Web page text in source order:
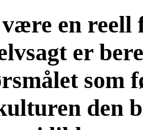
være en reell
er
som
den